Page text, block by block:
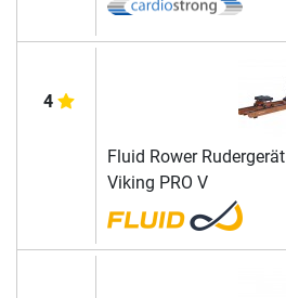
4
Fluid Rower Rudergerät
Viking PRO V